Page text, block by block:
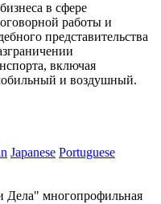
в сфере
работы и
представительства
включая
и воздушный.
Japanese Portuguese
многопрофильная